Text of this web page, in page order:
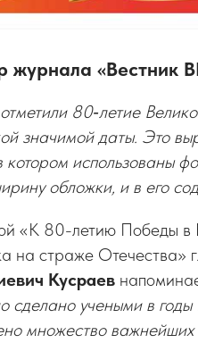
журнала «Вестник
80‑летие
значимой даты. Это
котором использованы
обложки, и в его
«К 80-летию Победы в
на страже
Кусраев
сделано учеными в
множество важнейших